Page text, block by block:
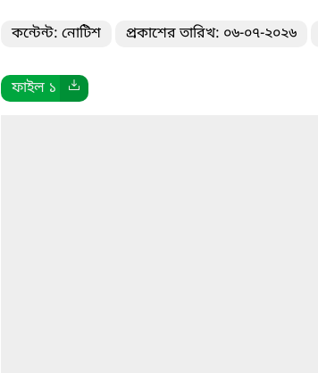
কন্টেন্ট: নোটিশ প্রকাশের তারিখ: ০৬-০৭-২০২৬
ফাইল ১